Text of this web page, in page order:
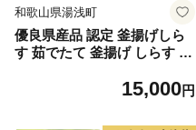
和歌山県湯浅町
優良県産品 認定 釜揚げしら
す 茹でたて 釜揚げ しらす 無
国産 海の幸 海鮮 魚介 紀州湯
15,000円